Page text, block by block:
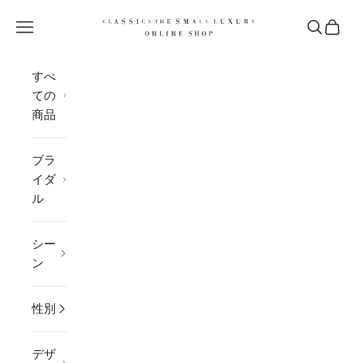
CLASSICS the Small Luxury
メニューを開く 検索を開
カー
すべ
ての
商品
ブラ
イダ
ル
シー
ン
性別
デザ